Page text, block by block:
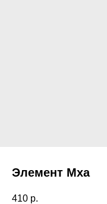
Элемент Мха
410 р.